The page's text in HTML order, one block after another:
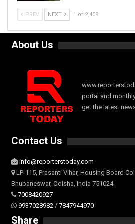
PREV NEXT 1 of 2,409
About Us
portal and
get the latest
Contact Us
info@reporterstoday.com
LP-115, Prasanti Vihar, Housing Board
Bhubaneswar, Odisha, India 751024
7008420927
9937028982 / 7847944970
Share